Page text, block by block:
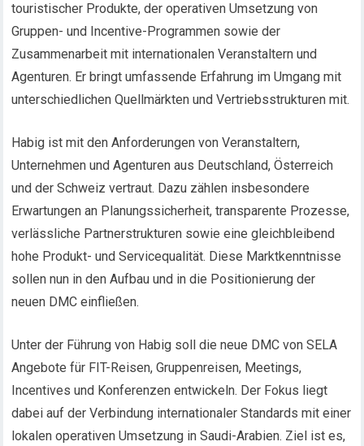
touristischer Produkte, der operativen Umsetzung von
Gruppen- und Incentive-Programmen sowie der
Zusammenarbeit mit internationalen Veranstaltern und
Agenturen. Er bringt umfassende Erfahrung im Umgang mit
unterschiedlichen Quellmärkten und Vertriebsstrukturen mit.
Habig ist mit den Anforderungen von Veranstaltern,
Unternehmen und Agenturen aus Deutschland, Österreich
und der Schweiz vertraut. Dazu zählen insbesondere
Erwartungen an Planungssicherheit, transparente Prozesse,
verlässliche Partnerstrukturen sowie eine gleichbleibend
hohe Produkt- und Servicequalität. Diese Marktkenntnisse
sollen nun in den Aufbau und in die Positionierung der
neuen DMC einfließen.
Unter der Führung von Habig soll die neue DMC von SELA
Angebote für FIT-Reisen, Gruppenreisen, Meetings,
Incentives und Konferenzen entwickeln. Der Fokus liegt
dabei auf der Verbindung internationaler Standards mit einer
lokalen operativen Umsetzung in Saudi-Arabien. Ziel ist es,